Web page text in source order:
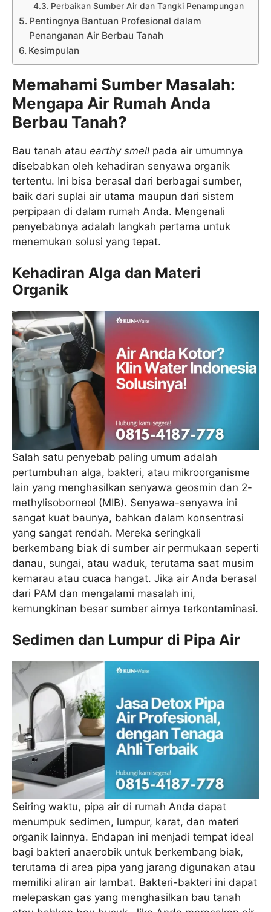
Perbaikan Sumber Air dan Tangki Penampungan
Pentingnya Bantuan Profesional dalam
Penanganan Air Berbau Tanah
Kesimpulan
Memahami Sumber Masalah:
Mengapa Air Rumah Anda
Berbau Tanah?
Bau tanah atau earthy smell pada air umumnya
disebabkan oleh kehadiran senyawa organik
tertentu. Ini bisa berasal dari berbagai sumber,
baik dari suplai air utama maupun dari sistem
perpipaan di dalam rumah Anda. Mengenali
penyebabnya adalah langkah pertama untuk
menemukan solusi yang tepat.
Kehadiran Alga dan Materi
Organik
Salah satu penyebab paling umum adalah
pertumbuhan alga, bakteri, atau mikroorganisme
lain yang menghasilkan senyawa geosmin dan 2-
methylisoborneol (MIB). Senyawa-senyawa ini
sangat kuat baunya, bahkan dalam konsentrasi
yang sangat rendah. Mereka seringkali
berkembang biak di sumber air permukaan seperti
danau, sungai, atau waduk, terutama saat musim
kemarau atau cuaca hangat. Jika air Anda berasal
dari PAM dan mengalami masalah ini,
kemungkinan besar sumber airnya terkontaminasi.
Sedimen dan Lumpur di Pipa Air
Seiring waktu, pipa air di rumah Anda dapat
menumpuk sedimen, lumpur, karat, dan materi
organik lainnya. Endapan ini menjadi tempat ideal
bagi bakteri anaerobik untuk berkembang biak,
terutama di area pipa yang jarang digunakan atau
memiliki aliran air lambat. Bakteri-bakteri ini dapat
melepaskan gas yang menghasilkan bau tanah